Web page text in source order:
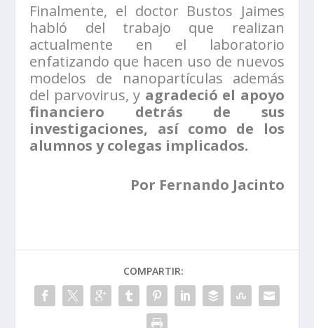
Finalmente, el doctor Bustos Jaimes
habló del trabajo que realizan
actualmente en el laboratorio
enfatizando que hacen uso de nuevos
modelos de nanopartículas además
del parvovirus, y agradeció el apoyo
financiero detrás de sus
investigaciones, así como de los
alumnos y colegas implicados.
Por Fernando Jacinto
COMPARTIR: